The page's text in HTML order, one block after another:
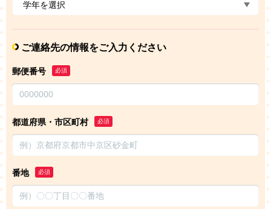
ご連絡先の情報をご入力ください
郵便番号 必須
都道府県・市区町村 必須
番地 必須